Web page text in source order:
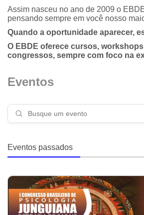
Assim nasceu no ano de 2009 o
pensando sempre em você nosso
Quando a oportunidade aparecer,
O EBDE oferece cursos,
congressos, sempre com foco na
Eventos
Eventos passados